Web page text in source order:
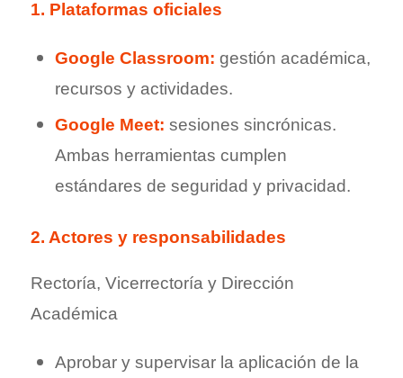
1. Plataformas oficiales
Google Classroom: gestión académica,
recursos y actividades.
Google Meet: sesiones sincrónicas.
Ambas herramientas cumplen
estándares de seguridad y privacidad.
2. Actores y responsabilidades
Rectoría, Vicerrectoría y Dirección
Académica
Aprobar y supervisar la aplicación de la